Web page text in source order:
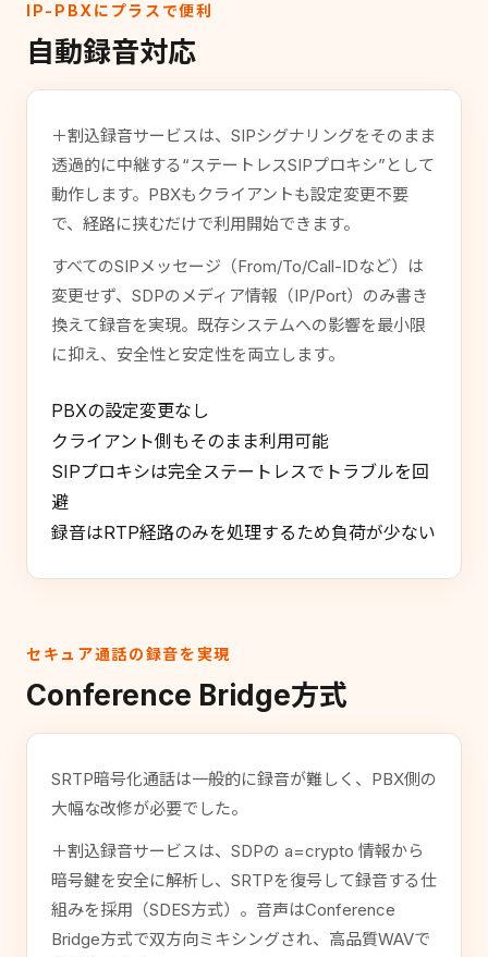
IP-PBXにプラスで便利
自動録音対応
＋割込録音サービスは、SIPシグナリングをそのまま
透過的に中継する“ステートレスSIPプロキシ”として
動作します。PBXもクライアントも設定変更不要
で、経路に挟むだけで利用開始できます。
すべてのSIPメッセージ（From/To/Call-IDなど）は
変更せず、SDPのメディア情報（IP/Port）のみ書き
換えて録音を実現。既存システムへの影響を最小限
に抑え、安全性と安定性を両立します。
PBXの設定変更なし
クライアント側もそのまま利用可能
SIPプロキシは完全ステートレスでトラブルを回
避
録音はRTP経路のみを処理するため負荷が少ない
セキュア通話の録音を実現
Conference Bridge方式
SRTP暗号化通話は一般的に録音が難しく、PBX側の
大幅な改修が必要でした。
＋割込録音サービスは、SDPの a=crypto 情報から
暗号鍵を安全に解析し、SRTPを復号して録音する仕
組みを採用（SDES方式）。音声はConference
Bridge方式で双方向ミキシングされ、高品質WAVで